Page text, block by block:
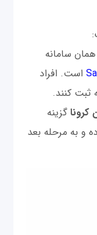
همان سامانه
است. افراد
ثبت کنند.
کروناگزینه
و به مرحله بعد